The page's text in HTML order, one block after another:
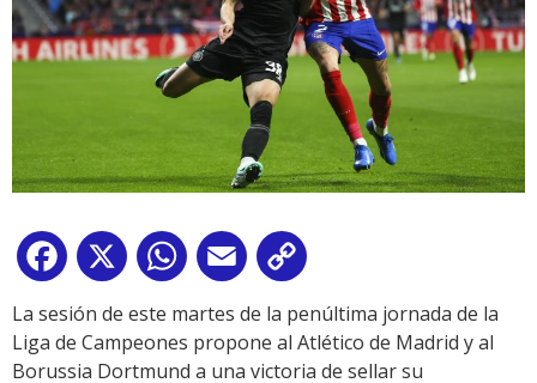
Facebook
X WhatsApp
Email
Link
La sesión de este martes de la penúltima jornada de la
Liga de Campeones propone al Atlético de Madrid y al
Borussia Dortmund a una victoria de sellar su